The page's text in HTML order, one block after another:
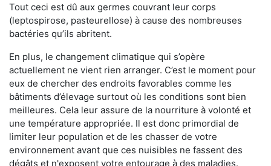
Tout ceci est dû aux germes couvrant leur corps
(leptospirose, pasteurellose) à cause des nombreuses
bactéries qu’ils abritent.
En plus, le changement climatique qui s’opère
actuellement ne vient rien arranger. C’est le moment pour
eux de chercher des endroits favorables comme les
bâtiments d’élevage surtout où les conditions sont bien
meilleures. Cela leur assure de la nourriture à volonté et
une température appropriée. Il est donc primordial de
limiter leur population et de les chasser de votre
environnement avant que ces nuisibles ne fassent des
dégâts et n'exposent votre entourage à des maladies.